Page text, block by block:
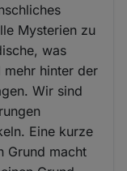
Mysterien zu
was
mehr hinter der
Wir sind
Eine kurze
Grund macht